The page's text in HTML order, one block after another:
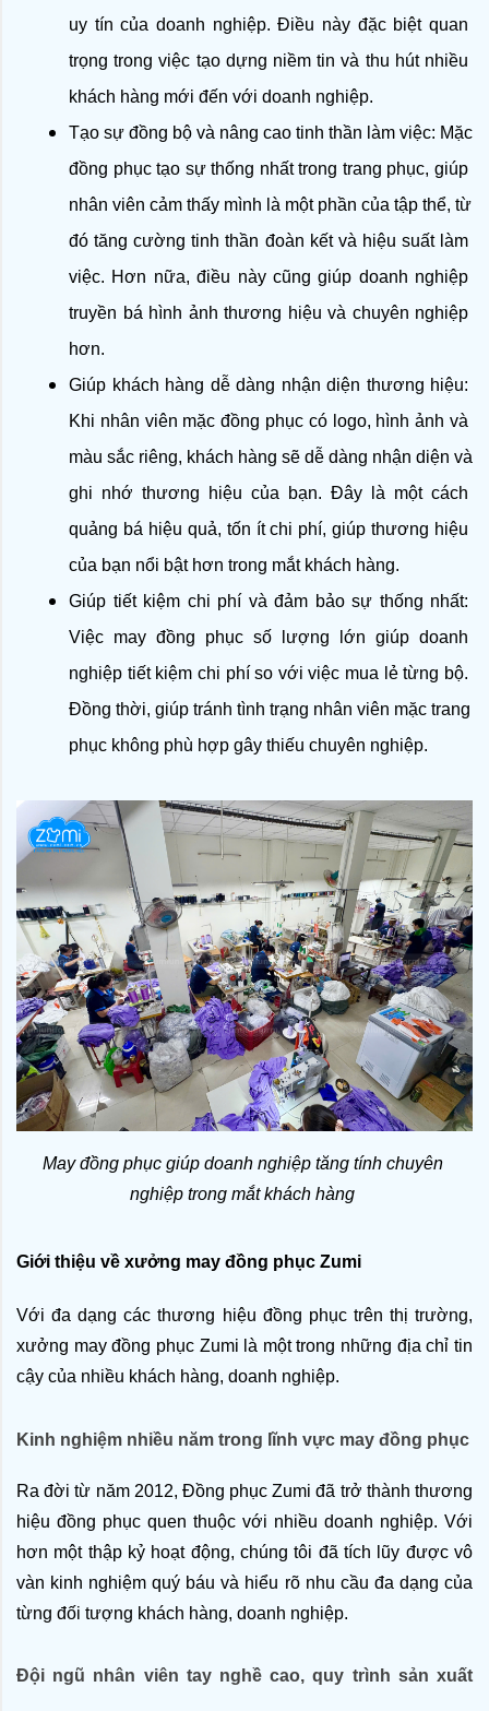
uy tín của doanh nghiệp. Điều này đặc biệt quan
trọng trong việc tạo dựng niềm tin và thu hút nhiều
khách hàng mới đến với doanh nghiệp.
Tạo sự đồng bộ và nâng cao tinh thần làm việc: Mặc
đồng phục tạo sự thống nhất trong trang phục, giúp
nhân viên cảm thấy mình là một phần của tập thể, từ
đó tăng cường tinh thần đoàn kết và hiệu suất làm
việc. Hơn nữa, điều này cũng giúp doanh nghiệp
truyền bá hình ảnh thương hiệu và chuyên nghiệp
hơn.
Giúp khách hàng dễ dàng nhận diện thương hiệu:
Khi nhân viên mặc đồng phục có logo, hình ảnh và
màu sắc riêng, khách hàng sẽ dễ dàng nhận diện và
ghi nhớ thương hiệu của bạn. Đây là một cách
quảng bá hiệu quả, tốn ít chi phí, giúp thương hiệu
của bạn nổi bật hơn trong mắt khách hàng.
Giúp tiết kiệm chi phí và đảm bảo sự thống nhất:
Việc may đồng phục số lượng lớn giúp doanh
nghiệp tiết kiệm chi phí so với việc mua lẻ từng bộ.
Đồng thời, giúp tránh tình trạng nhân viên mặc trang
phục không phù hợp gây thiếu chuyên nghiệp.
May đồng phục giúp doanh nghiệp tăng tính chuyên
nghiệp trong mắt khách hàng
Giới thiệu về xưởng may đồng phục Zumi
Với đa dạng các thương hiệu đồng phục trên thị trường,
xưởng may đồng phục Zumi là một trong những địa chỉ tin
cậy của nhiều khách hàng, doanh nghiệp.
Kinh nghiệm nhiều năm trong lĩnh vực may đồng phục
Ra đời từ năm 2012, Đồng phục Zumi đã trở thành thương
hiệu đồng phục quen thuộc với nhiều doanh nghiệp. Với
hơn một thập kỷ hoạt động, chúng tôi đã tích lũy được vô
vàn kinh nghiệm quý báu và hiểu rõ nhu cầu đa dạng của
từng đối tượng khách hàng, doanh nghiệp.
Đội ngũ nhân viên tay nghề cao, quy trình sản xuất